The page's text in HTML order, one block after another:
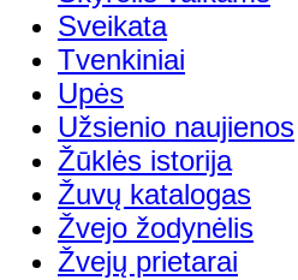
Sveikata
Tvenkiniai
Upės
Užsienio naujienos
Žūklės istorija
Žuvų katalogas
Žvejo žodynėlis
Žvejų prietarai